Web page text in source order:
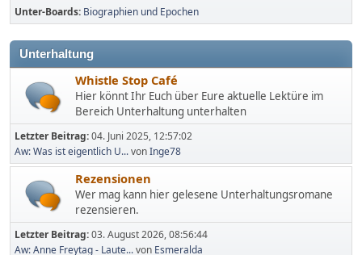
Unter-Boards Biographien und Epochen
Unterhaltung
Whistle Stop Café
Hier könnt Ihr Euch über Eure aktuelle Lektüre im
Bereich Unterhaltung unterhalten
Letzter Beitrag:04. Juni 2025, 12:57:02
Aw: Was ist eigentlich U...vonInge78
Rezensionen
Wer mag kann hier gelesene Unterhaltungsromane
rezensieren.
Letzter Beitrag:03. August 2026, 08:56:44
Aw: Anne Freytag - Laute...von Esmeralda